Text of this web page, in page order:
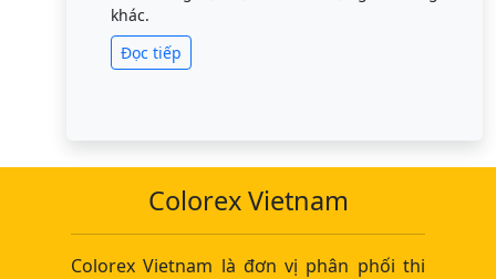
khác.
Đọc tiếp
Colorex Vietnam
Colorex Vietnam là đơn vị phân phối thi